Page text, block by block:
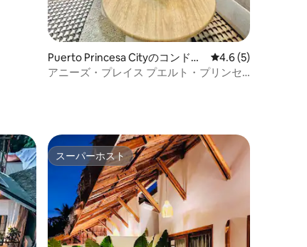
Puerto Princesa Cityのコンドミ
ニアム
レビュー5件、5つ
4.6 (5)
アニーズ・プレイス プエルト・プリンセ
スーパーホスト
スーパーホスト